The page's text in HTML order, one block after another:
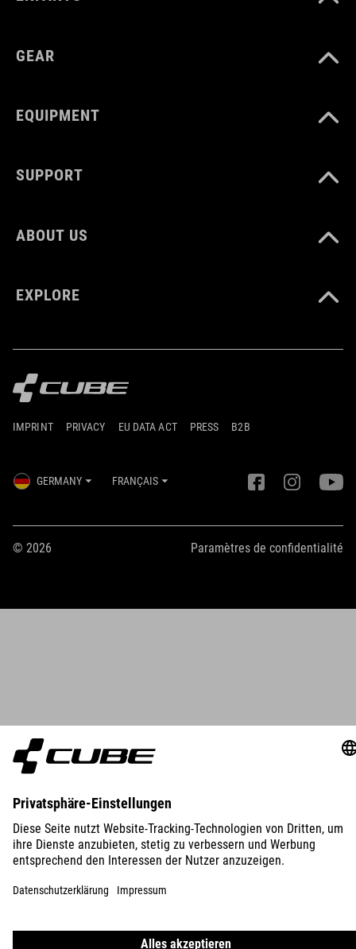
GEAR
EQUIPMENT
SUPPORT
ABOUT US
EXPLORE
IMPRINT PRIVACY EU DATA ACT PRESS B2B
GERMANY FRANÇAIS
© 2026 Paramètres de confidentialité